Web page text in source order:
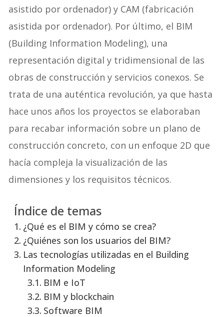
asistido por ordenador) y CAM (fabricación
asistida por ordenador). Por último, el BIM
(Building Information Modeling), una
representación digital y tridimensional de las
obras de construcción y servicios conexos. Se
trata de una auténtica revolución, ya que hasta
hace unos años los proyectos se elaboraban
para recabar información sobre un plano de
construcción concreto, con un enfoque 2D que
hacía compleja la visualización de las
dimensiones y los requisitos técnicos.
Índice de temas
¿Qué es el BIM y cómo se crea?
¿Quiénes son los usuarios del BIM?
Las tecnologías utilizadas en el Building
Information Modeling
BIM e IoT
BIM y blockchain
Software BIM